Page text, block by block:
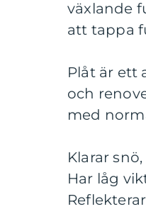
växlande
att tappa
Plåt är ett
och
med
Klarar
Har låg